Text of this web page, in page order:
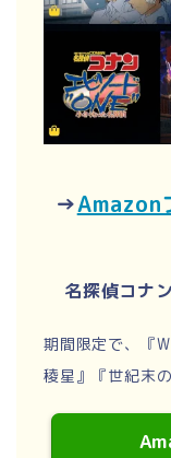
→Amazon
名探偵コナ
期間限定で、『
稜星』『世紀末